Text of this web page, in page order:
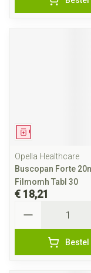
Geneesmiddel
Opella Healthcare
Buscopan Forte
Filmomh Tabl 30
€ 18,21
Bestel